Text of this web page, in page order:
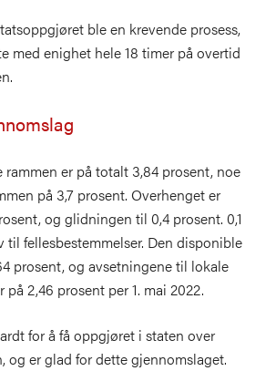
ble en krevende prosess,
med enighet hele 18 timer på overtid
rammen er på totalt 3,84 prosent, noe
på 3,7 prosent. Overhenget er
og glidningen til 0,4 prosent. 0,1
til fellesbestemmelser. Den disponible
prosent, og avsetningene til lokale
2,46 prosent per 1. mai 2022.
for å få oppgjøret i staten over
og er glad for dette gjennomslaget.